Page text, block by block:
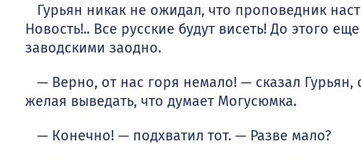
Гурьян никак не ожидал, что проповедник
Новость!.. Все русские будут висеть! До этого
заводскими заодно.
— Верно, от нас горя немало! — сказал Гурьян,
желая выведать, что думает Могусюмка.
— Конечно! — подхватил тот. — Разве мало?